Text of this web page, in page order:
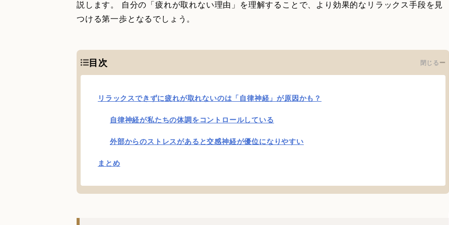
説します。 自分の「疲れが取れない理由」を理解することで、より効果的なリラックス手段を見
つける第一歩となるでしょう。
目次 閉じる
リラックスできずに疲れが取れないのは「自律神経」が原因かも？
自律神経が私たちの体調をコントロールしている
外部からのストレスがあると交感神経が優位になりやすい
まとめ